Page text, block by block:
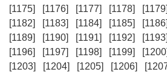
[1175]
[1176] [1177] [1178] [1179]
[1182]
[1183] [1184] [1185] [1186]
[1189]
[1190] [1191] [1192] [1193]
[1196]
[1197] [1198] [1199] [1200]
[1203]
[1204] [1205] [1206]